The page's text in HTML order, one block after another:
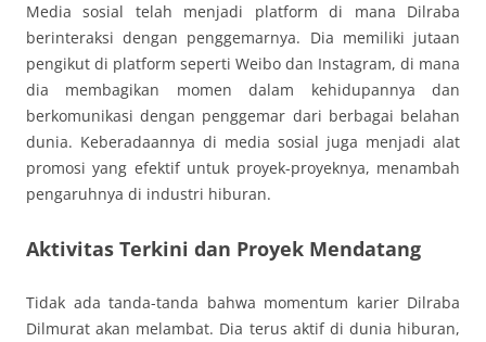
Media sosial telah menjadi platform di mana Dilraba
berinteraksi dengan penggemarnya. Dia memiliki jutaan
pengikut di platform seperti Weibo dan Instagram, di mana
dia membagikan momen dalam kehidupannya dan
berkomunikasi dengan penggemar dari berbagai belahan
dunia. Keberadaannya di media sosial juga menjadi alat
promosi yang efektif untuk proyek-proyeknya, menambah
pengaruhnya di industri hiburan.
Aktivitas Terkini dan Proyek Mendatang
Tidak ada tanda-tanda bahwa momentum karier Dilraba
Dilmurat akan melambat. Dia terus aktif di dunia hiburan,